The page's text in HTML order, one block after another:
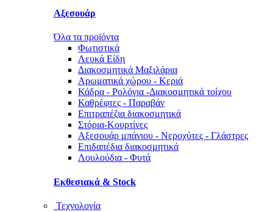
Αξεσουάρ
Όλα τα προϊόντα
Φωτιστικά
Λευκά Είδη
Διακοσμητικά Μαξιλάρια
Αρωματικά χώρου - Κεριά
Κάδρα - Ρολόγια -Διακοσμητικά τοίχου
Καθρέφτες - Παραβάν
Επιτραπέζια διακοσμητικά
Στόρια-Κουρτίνες
Αξεσουάρ μπάνιου - Νεροχύτες - Γλάστρες
Επιδαπέδια διακοσμητικά
Λουλούδια - Φυτά
Εκθεσιακά & Stock
Τεχνολογία